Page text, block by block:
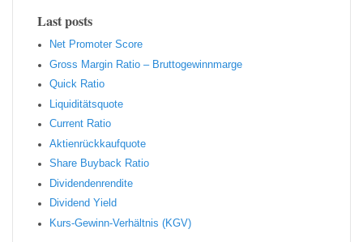
Last posts
Net Promoter Score
Gro ss Margin Ratio – Bruttogewinnmarge
Quic k Ratio
Liquiditätsquote
Current Ratio
Aktienrückkaufquote
Sha re Buyback Ratio
Dividendenrendite
Dividend Yield
Kurs-Gewinn-Verhältnis (KGV)